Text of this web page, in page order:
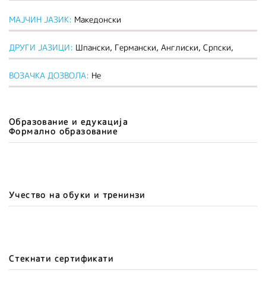
МАЈЧИН ЈАЗИК: Македонски
ДРУГИ ЈАЗИЦИ: Шпански, Германски, Англиски, Српски,
ВОЗАЧКА ДОЗВОЛА: Не
Образование и едукација
Формално образование
Учество на обуки и тренинзи
Стекнати сертификати